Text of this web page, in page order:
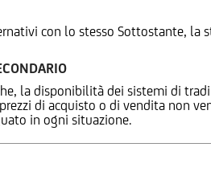
con lo stesso Sottostante, la
la disponibilità dei sistemi di
di acquisto o di vendita non
in ogni situazione.